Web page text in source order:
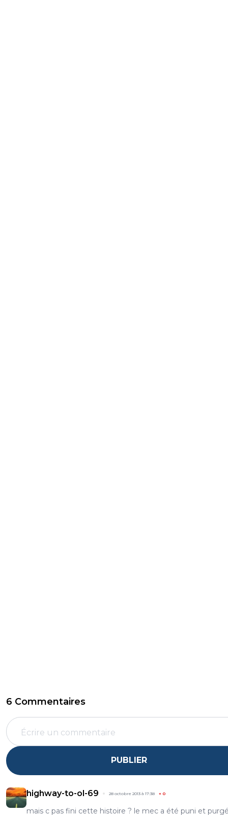
6 Commentaires
PUBLIER
highway-to-ol-69 28 octobre 2013 à 17:38 + 0
mais c pas fini cette histoire ? le mec a été puni et